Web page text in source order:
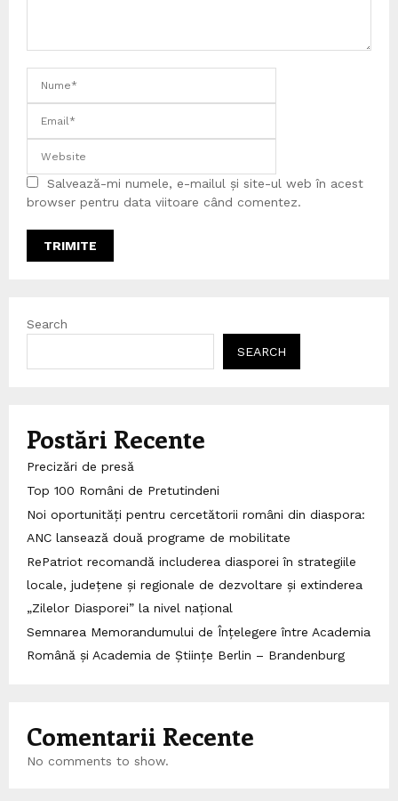
Salvează-mi numele, e-mailul și site-ul web în acest
browser pentru data viitoare când comentez.
Search
SEARCH
Postări Recente
Precizări de presă
Top 100 Români de Pretutindeni
Noi oportunități pentru cercetătorii români din diaspora:
ANC lansează două programe de mobilitate
RePatriot recomandă includerea diasporei în strategiile
locale, județene și regionale de dezvoltare și extinderea
„Zilelor Diasporei” la nivel național
Semnarea Memorandumului de Înțelegere între Academia
Română și Academia de Științe Berlin – Brandenburg
Comentarii Recente
No comments to show.